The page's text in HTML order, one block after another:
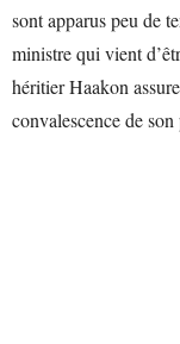
sont apparus peu de
ministre qui vient
héritier Haakon
convalescence de son